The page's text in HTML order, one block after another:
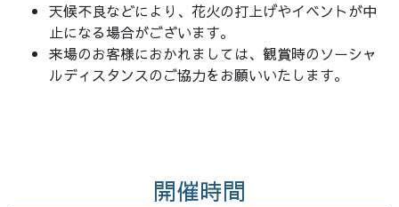
天候不良などにより、花火の打上げやイベントが中
止になる場合がございます。
来場のお客様におかれましては、観賞時のソーシャ
ルディスタンスのご協力をお願いいたします。
開催時間